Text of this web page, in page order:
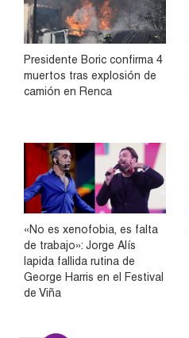
Presidente Boric confirma 4
muertos tras explosión de
camión en Renca
«No es xenofobia, es falta
de trabajo»: Jorge Alís
lapida fallida rutina de
George Harris en el Festival
de Viña